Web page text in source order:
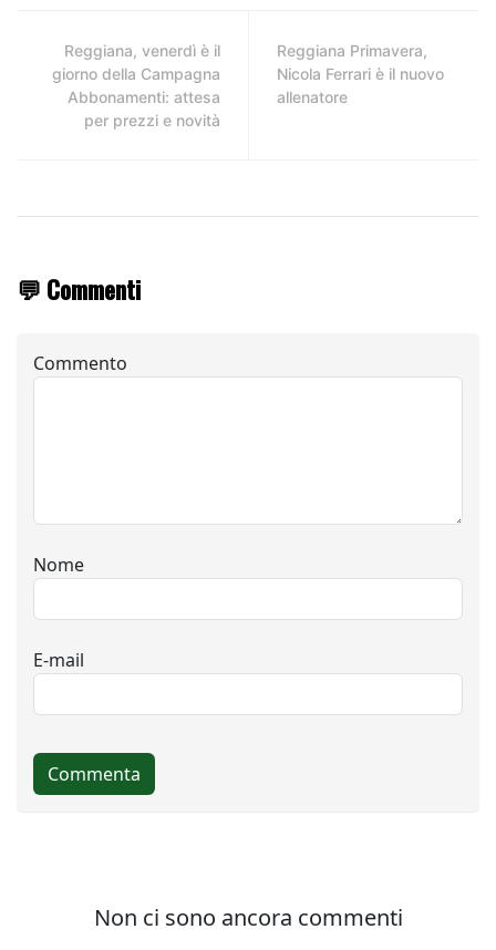
Reggiana, venerdì è il
giorno della Campagna
Abbonamenti: attesa
per prezzi e novità
Reggiana Primavera,
Nicola Ferrari è il nuovo
allenatore
💬 Commenti